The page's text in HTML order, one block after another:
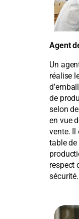
Agent
Un
réalise
de
selon
en vue
vente. Il
table
respect
sécurité.